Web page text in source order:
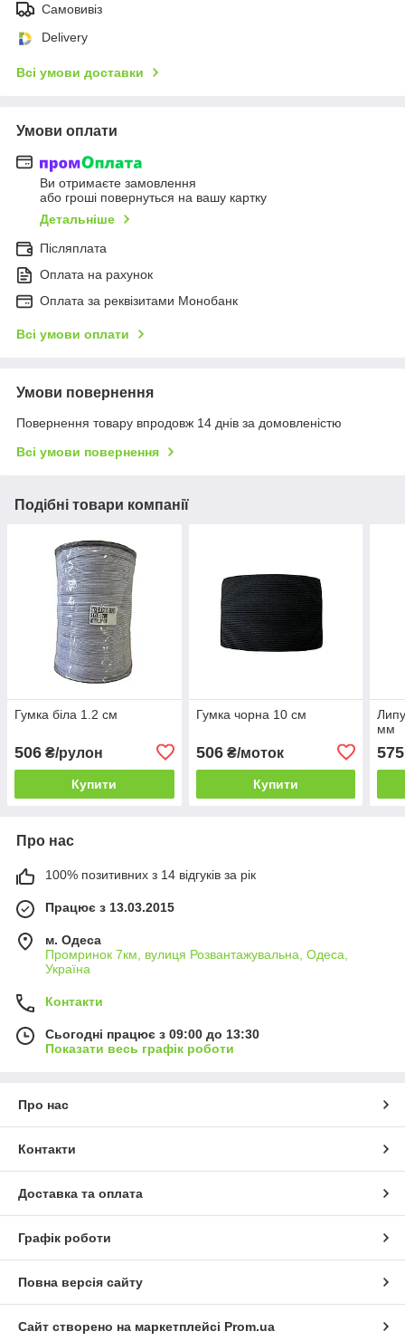
Самовивіз
Delivery
Всі умови доставки
Умови оплати
Ви отримаєте замовлення
або гроші повернуться на вашу картку
Детальніше
Післяплата
Оплата на рахунок
Оплата за реквізитами Монобанк
Всі умови оплати
Умови повернення
Повернення товару впродовж 14 днів за домовленістю
Всі умови повернення
Подібні товари компанії
Гумка біла 1.2 см
506 ₴/рулон
Купити
Гумка чорна 10 см
506₴/моток
Купити
мм
575
Про нас
100% позитивних з 14 відгуків за рік
Працює з 13.03.2015
м. Одеса
Промринок 7км, вулиця Розвантажувальна, Одеса,
Україна
Контакти
Сьогодні працює з 09:00 до 13:30
Показати весь графік роботи
Про нас
Контакти
Доставка та оплата
Графік роботи
Повна версія сайту
Сайт створено на маркетплейсі Prom.ua